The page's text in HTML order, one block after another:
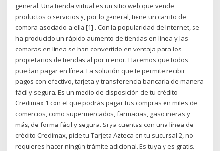
general. Una tienda virtual es un sitio web que vende
productos o servicios y, por lo general, tiene un carrito de
compra asociado a ella [1] . Con la popularidad de Internet, se
ha producido un rápido aumento de tiendas en línea y las
compras en línea se han convertido en ventaja para los
propietarios de tiendas al por menor. Hacemos que todos
puedan pagar en línea. La solución que te permite recibir
pagos con efectivo, tarjeta y transferencia bancaria de manera
fácil y segura. Es un medio de disposición de tu crédito
Credimax 1 con el que podrás pagar tus compras en miles de
comercios, como supermercados, farmacias, gasolineras y
más, de forma fácil y segura. Si ya cuentas con una línea de
crédito Credimax, pide tu Tarjeta Azteca en tu sucursal 2, no
requieres hacer ningún trámite adicional. Es tuya y es gratis.